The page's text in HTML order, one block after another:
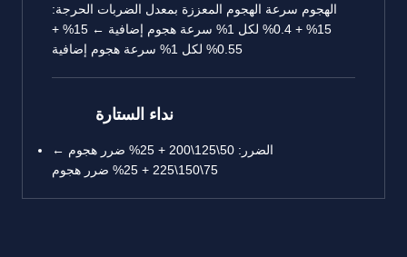
الهجوم سرعة الهجوم المعززة بمعدل الضربات الحرجة:
15% + 0.4% لكل 1% سرعة هجوم إضافية ← 15% +
0.55% لكل 1% سرعة هجوم إضافية
نداء الستارة
الضرر: 50\125\200 + 25% ضرر هجوم ←
75\150\225 + 25% ضرر هجوم